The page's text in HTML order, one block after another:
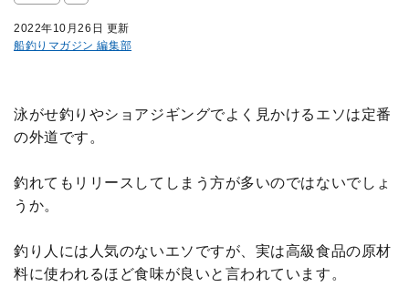
2022年10月26日 更新
船釣りマガジン 編集部
泳がせ釣りやショアジギングでよく見かけるエソは定番
の外道です。
釣れてもリリースしてしまう方が多いのではないでしょ
うか。
釣り人には人気のないエソですが、実は高級食品の原材
料に使われるほど食味が良いと言われています。